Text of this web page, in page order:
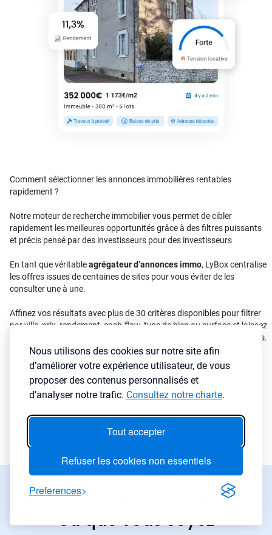
Nous utilisons des cookies sur notre site afin
d’améliorer votre expérience utilisateur, de vous
proposer des contenus personnalisés et
d’analyser notre trafic. Consultez notre charte.
Tout accepter
Refuser les cookies non essentiels
Preferences
Comment sélectionner les annonces immobilières rentables
rapidement ?
Notre moteur de recherche immobilier vous permet de cibler
rapidement les meilleures opportunités grâce à des filtres puissants
et précis pensé par des investisseurs pour des investisseurs
En tant que véritableagrégateur d’annonces immo, LyBox centralise
les offres issues de centaines de sites pour vous éviter de les
consulter une à une.
Affinez vos résultats avec plus de 30 critères disponibles pour filtrer
par ville, prix, rendement, cash-flow, type de bien ou surface et laissez
notre agrégateur immobilier détecter les annonces les plus rentables.
Annonces immobilières urgentes→
Trouvez des bonnes affaires
où que vous soyez